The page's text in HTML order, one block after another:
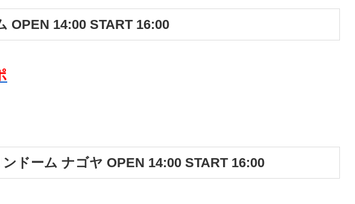
OPEN 14:00 START 16:00
ドーム ナゴヤ OPEN 14:00 START 16:00